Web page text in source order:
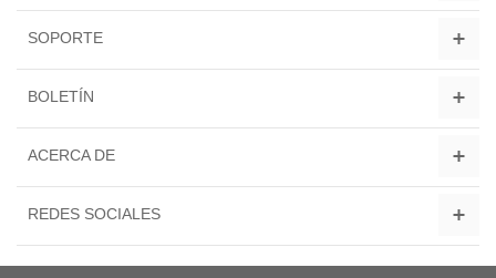
SOPORTE
BOLETÍN
ACERCA DE
REDES SOCIALES